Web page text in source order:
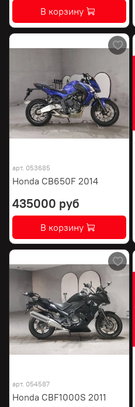
В корзину
арт. 053685
Honda CB650F 2014
435000 руб
В корзину
арт. 054587
Honda CBF1000S 2011